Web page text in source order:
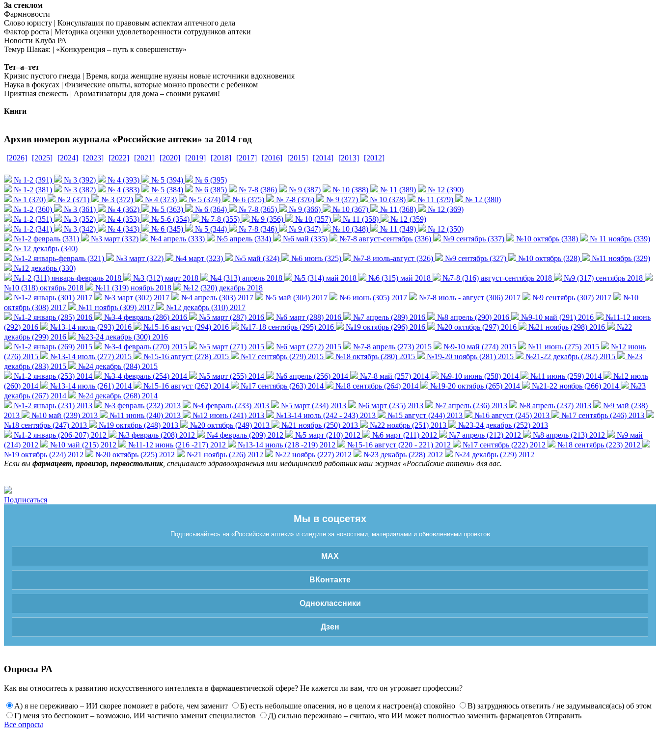
За стеклом
Фармновости
Слово юристу | Консультация по правовым аспектам аптечного дела
Фактор роста | Методика оценки удовлетворенности сотрудников аптеки
Новости Клуба РА
Темур Шакая: | «Конкуренция – путь к совершенству»
Тет–а–тет
Кризис пустого гнезда | Время, когда женщине нужны новые источники вдохновения
Наука в фокусах | Физические опыты, которые можно провести с ребенком
Приятная свежесть | Ароматизаторы для дома – своими руками!
Книги
Архив номеров журнала «Российские аптеки» за 2014 год
[2026] [2025] [2024] [2023] [2022] [2021] [2020] [2019] [2018] [2017] [2016] [2015] [2014] [2013] [2012]
№ 1-2 (391) № 3 (392) № 4 (393) № 5 (394)
№ 6 (395)
№ 1-2 (381)
№ 3 (382) № 4 (383) № 5 (384) № 6 (385) № 7-8 (386) № 9 (387) № 10 (388) № 11 (389)
№ 12 (390)
№ 1 (370)
№ 2 (371) № 3 (372) № 4 (373) № 5 (374) № 6 (375) № 7-8 (376) № 9 (377) № 10 (378) № 11 (379)
№ 12 (380)
№ 1-2 (360)
№ 3 (361) № 4 (362) № 5 (363) № 6 (364) № 7-8 (365) № 9 (366) № 10 (367) № 11 (368)
№ 12 (369)
№ 1-2 (351)
№ 3 (352) № 4 (353) № 5-6 (354) № 7-8 (355) № 9 (356) № 10 (357) № 11 (358)
№ 12 (359)
№ 1-2 (341)
№ 3 (342) № 4 (343) № 6 (345) № 5 (344) № 7-8 (346) № 9 (347) № 10 (348) № 11 (349)
№ 12 (350)
№1-2 февраль (331)
№3 март (332) №4 апрель (333) №5 апрель (334) №6 май (335) №7-8 август-сентябрь (336) №9 сентябрь (337) №10 октябрь (338)
№ 11 ноябрь (339)
№ 12 декабрь (340)
№1-2 январь-февраль (321)
№3 март (322) №4 март (323) №5 май (324) №6 июнь (325) №7-8 июль-август (326) №9 сентябрь (327) №10 октябрь (328)
№11 ноябрь (329)
№12 декабрь (330)
№1-2 (311) январь-февраль 2018
№3 (312) март 2018 №4 (313) апрель 2018 №5 (314) май 2018 №6 (315) май 2018 №7-8 (316) август-сентябрь 2018
№9 (317) сентябрь 2018
№10 (318) октябрь 2018
№11 (319) ноябрь 2018
№12 (320) декабрь 2018
№1-2 январь (301) 2017
№3 март (302) 2017 №4 апрель (303) 2017 №5 май (304) 2017 №6 июнь (305) 2017 №7-8 июль - август (306) 2017 №9 сентябрь (307) 2017
№10
октябрь (308) 2017
№11 ноябрь (309) 2017
№12 декабрь (310) 2017
№1-2 январь (285) 2016
№3-4 февраль (286) 2016 №5 март (287) 2016 №6 март (288) 2016 №7 апрель (289) 2016 №8 апрель (290) 2016 №9-10 май (291) 2016
№11-12 июнь
(292) 2016
№13-14 июль (293) 2016 №15-16 август (294) 2016 №17-18 сентябрь (295) 2016 №19 октябрь (296) 2016 №20 октябрь (297) 2016 №21 ноябрь (298) 2016
№22
декабрь (299) 2016
№23-24 декабрь (300) 2016
№1-2 январь (269) 2015
№3-4 февраль (270) 2015 №5 март (271) 2015 №6 март (272) 2015 №7-8 апрель (273) 2015 №9-10 май (274) 2015 №11 июнь (275) 2015
№12 июнь
(276) 2015
№13-14 июль (277) 2015 №15-16 август (278) 2015 №17 сентябрь (279) 2015 №18 октябрь (280) 2015 №19-20 ноябрь (281) 2015 №21-22 декабрь (282) 2015
№23
декабрь (283) 2015
№24 декабрь (284) 2015
№1-2 январь (253) 2014
№3-4 февраль (254) 2014 №5 март (255) 2014 №6 апрель (256) 2014 №7-8 май (257) 2014 №9-10 июнь (258) 2014 №11 июнь (259) 2014
№12 июль
(260) 2014
№13-14 июль (261) 2014 №15-16 август (262) 2014 №17 сентябрь (263) 2014 №18 сентябрь (264) 2014 №19-20 октябрь (265) 2014 №21-22 ноябрь (266) 2014
№23
декабрь (267) 2014
№24 декабрь (268) 2014
№1-2 январь (231) 2013
№3 февраль (232) 2013 №4 февраль (233) 2013 №5 март (234) 2013 №6 март (235) 2013 №7 апрель (236) 2013 №8 апрель (237) 2013
№9 май (238)
2013
№10 май (239) 2013 №11 июнь (240) 2013 №12 июнь (241) 2013 №13-14 июль (242 - 243) 2013 №15 август (244) 2013 №16 август (245) 2013
№17 сентябрь (246) 2013
№18 сентябрь (247) 2013
№19 октябрь (248) 2013 №20 октябрь (249) 2013 №21 ноябрь (250) 2013 №22 ноябрь (251) 2013
№23-24 декабрь (252) 2013
№1-2 январь (206-207) 2012
№3 февраль (208) 2012 №4 февраль (209) 2012 №5 март (210) 2012 №6 март (211) 2012 №7 апрель (212) 2012 №8 апрель (213) 2012
№9 май
(214) 2012
№10 май (215) 2012 №11-12 июнь (216 -217) 2012 №13-14 июль (218 -219) 2012 №15-16 август (220 - 221) 2012 №17 сентябрь (222) 2012
№18 сентябрь (223) 2012
№19 октябрь (224) 2012
№20 октябрь (225) 2012 №21 ноябрь (226) 2012 №22 ноябрь (227) 2012 №23 декабрь (228) 2012
№24 декабрь (229) 2012
Если вы фармацевт, провизор, первостольник, специалист здравоохранения или медицинский работник наш журнал «Российские аптеки» для вас.
Подписаться
Мы в соцсетях
Подписывайтесь на «Российские аптеки» и следите за новостями, материалами и обновлениями проектов
MAX
ВКонтакте
Одноклассники
Дзен
Опросы РА
Как вы относитесь к развитию искусственного интеллекта в фармацевтической сфере? Не кажется ли вам, что он угрожает профессии?
А) я не переживаю – ИИ скорее поможет в работе, чем заменит Б) есть небольшие опасения, но в целом я настроен(а) спокойно
В) затрудняюсь ответить / не задумывался(ась) об этом
Г) меня это беспокоит – возможно, ИИ частично заменит специалистов
Д) сильно переживаю – считаю, что ИИ может полностью заменить фармацевтов Отправить
Все опросы